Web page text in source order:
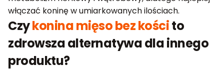
włączać koninę w umiarkowanych ilościach.
Czykonina mięso bez kościto
zdrowsza alternatywa dla innego
produktu?